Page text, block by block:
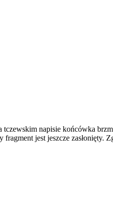
tczewskim napisie końcówka
jest jeszcze zasłonięty.